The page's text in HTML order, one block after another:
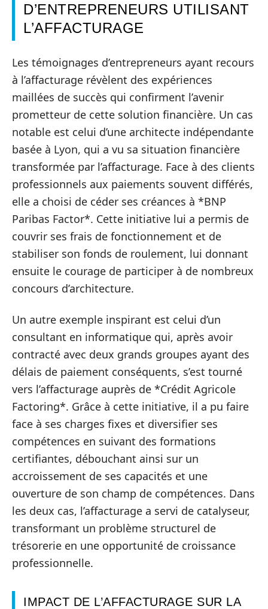
D’ENTREPRENEURS UTILISANT
L’AFFACTURAGE
Les témoignages d’entrepreneurs ayant recours
à l’affacturage révèlent des expériences
maillées de succès qui confirment l’avenir
prometteur de cette solution financière. Un cas
notable est celui d’une architecte indépendante
basée à Lyon, qui a vu sa situation financière
transformée par l’affacturage. Face à des clients
professionnels aux paiements souvent différés,
elle a choisi de céder ses créances à *BNP
Paribas Factor*. Cette initiative lui a permis de
couvrir ses frais de fonctionnement et de
stabiliser son fonds de roulement, lui donnant
ensuite le courage de participer à de nombreux
concours d’architecture.
Un autre exemple inspirant est celui d’un
consultant en informatique qui, après avoir
contracté avec deux grands groupes ayant des
délais de paiement conséquents, s’est tourné
vers l’affacturage auprès de *Crédit Agricole
Factoring*. Grâce à cette initiative, il a pu faire
face à ses charges fixes et diversifier ses
compétences en suivant des formations
certifiantes, débouchant ainsi sur un
accroissement de ses capacités et une
ouverture de son champ de compétences. Dans
les deux cas, l’affacturage a servi de catalyseur,
transformant un problème structurel de
trésorerie en une opportunité de croissance
professionnelle.
IMPACT DE L’AFFACTURAGE SUR LA